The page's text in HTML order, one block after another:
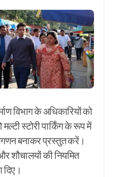
विभाग के अधिकारियों को
मल्टी स्टोरी पार्किंग के रूप में
बनाकर प्रस्तुत करें।
शौचालयों की नियमित